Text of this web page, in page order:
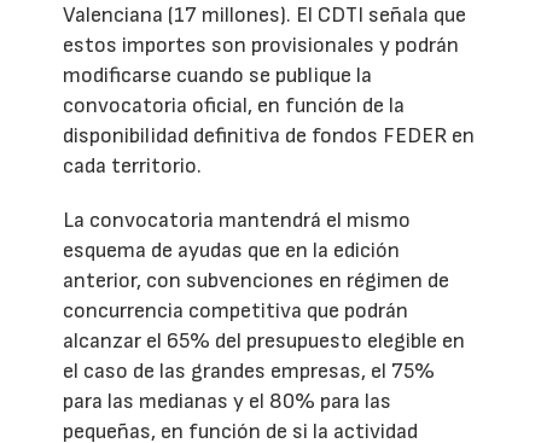
Valenciana (17 millones). El CDTI señala que
estos importes son provisionales y podrán
modificarse cuando se publique la
convocatoria oficial, en función de la
disponibilidad definitiva de fondos FEDER en
cada territorio.
La convocatoria mantendrá el mismo
esquema de ayudas que en la edición
anterior, con subvenciones en régimen de
concurrencia competitiva que podrán
alcanzar el 65% del presupuesto elegible en
el caso de las grandes empresas, el 75%
para las medianas y el 80% para las
pequeñas, en función de si la actividad